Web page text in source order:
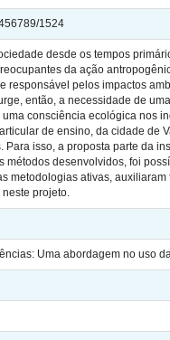
1524
desde os tempos
da ação
responsável pelos impactos
então, a necessidade de
consciência ecológica nos
de ensino, da cidade de
isso, a proposta parte da
desenvolvidos, foi
metodologias ativas,
projeto.
Uma abordagem no uso